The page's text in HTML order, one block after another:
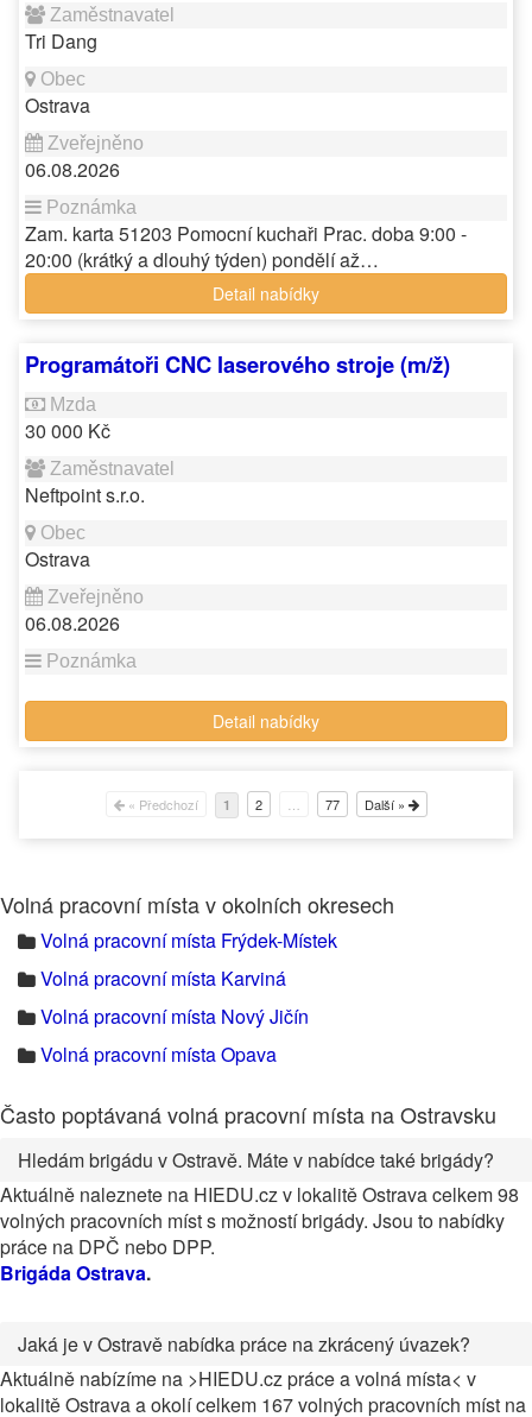
Tri Dang
Ostrava
06.08.2026
Zam. karta 51203 Pomocní kuchaři Prac. doba 9:00 -
20:00 (krátký a dlouhý týden) pondělí až…
Detail nabídky
Programátoři CNC laserového stroje (m/ž)
30 000 Kč
Neftpoint s.r.o.
Ostrava
06.08.2026
Detail nabídky
« Předchozí 1 2 77 Další »
Volná pracovní místa v okolních okresech
Volná pracovní místa Frýdek-Místek
Volná pracovní místa Karviná
Volná pracovní místa Nový Jičín
Volná pracovní místa Opava
Často poptávaná volná pracovní místa na Ostravsku
Hledám brigádu v Ostravě. Máte v nabídce také brigády?
Aktuálně naleznete na HIEDU.cz v lokalitě Ostrava celkem 98
volných pracovních míst s možností brigády. Jsou to nabídky
práce na DPČ nebo DPP.
Brigáda Ostrava.
Jaká je v Ostravě nabídka práce na zkrácený úvazek?
Aktuálně nabízíme na >HIEDU.cz práce a volná místa< v
lokalitě Ostrava a okolí celkem 167 volných pracovních míst na